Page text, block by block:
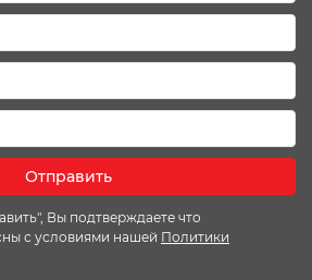
Отправить
Вы подтверждаете что
с условиями нашей Политики